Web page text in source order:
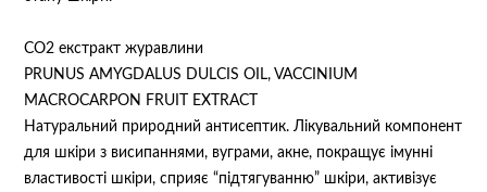
СО2 екстракт журавлини
PRUNUS AMYGDALUS DULCIS OIL, VACCINIUM
MACROCARPON FRUIT EXTRACT
Натуральний природний антисептик. Лікувальний компонент
для шкіри з висипаннями, вуграми, акне, покращує імунні
властивості шкіри, сприяє “підтягуванню” шкіри, активізує